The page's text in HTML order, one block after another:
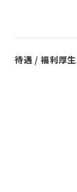
待遇 / 福利厚生